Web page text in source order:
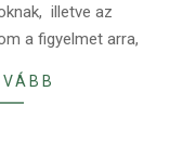
illetve az
a figyelmet arra,